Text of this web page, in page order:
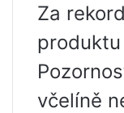
Za
včelíně